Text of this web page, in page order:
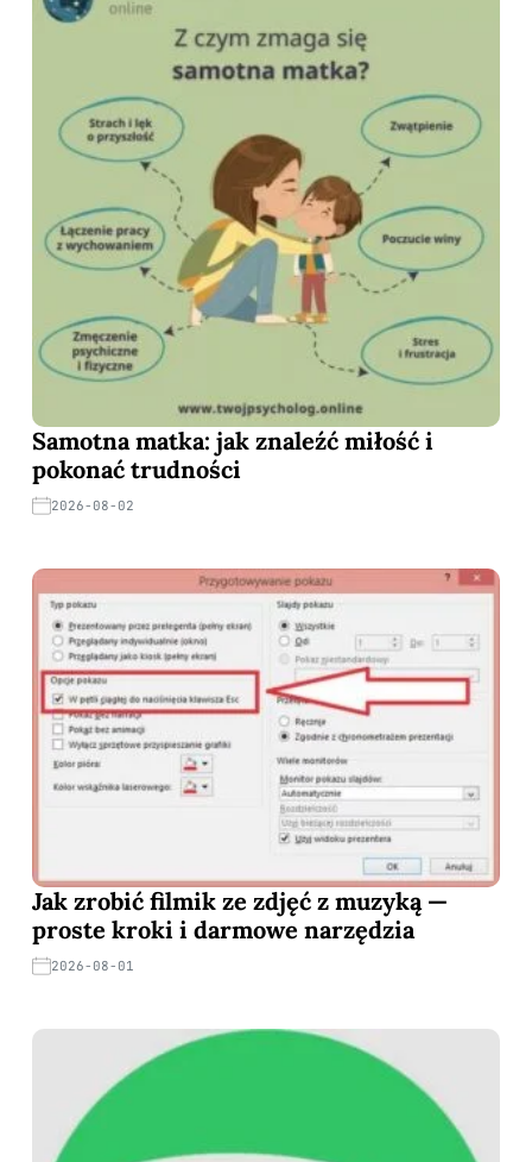
Samotna matka: jak znaleźć miłość i
pokonać trudności
2026-08-02
Jak zrobić filmik ze zdjęć z muzyką —
proste kroki i darmowe narzędzia
2026-08-01